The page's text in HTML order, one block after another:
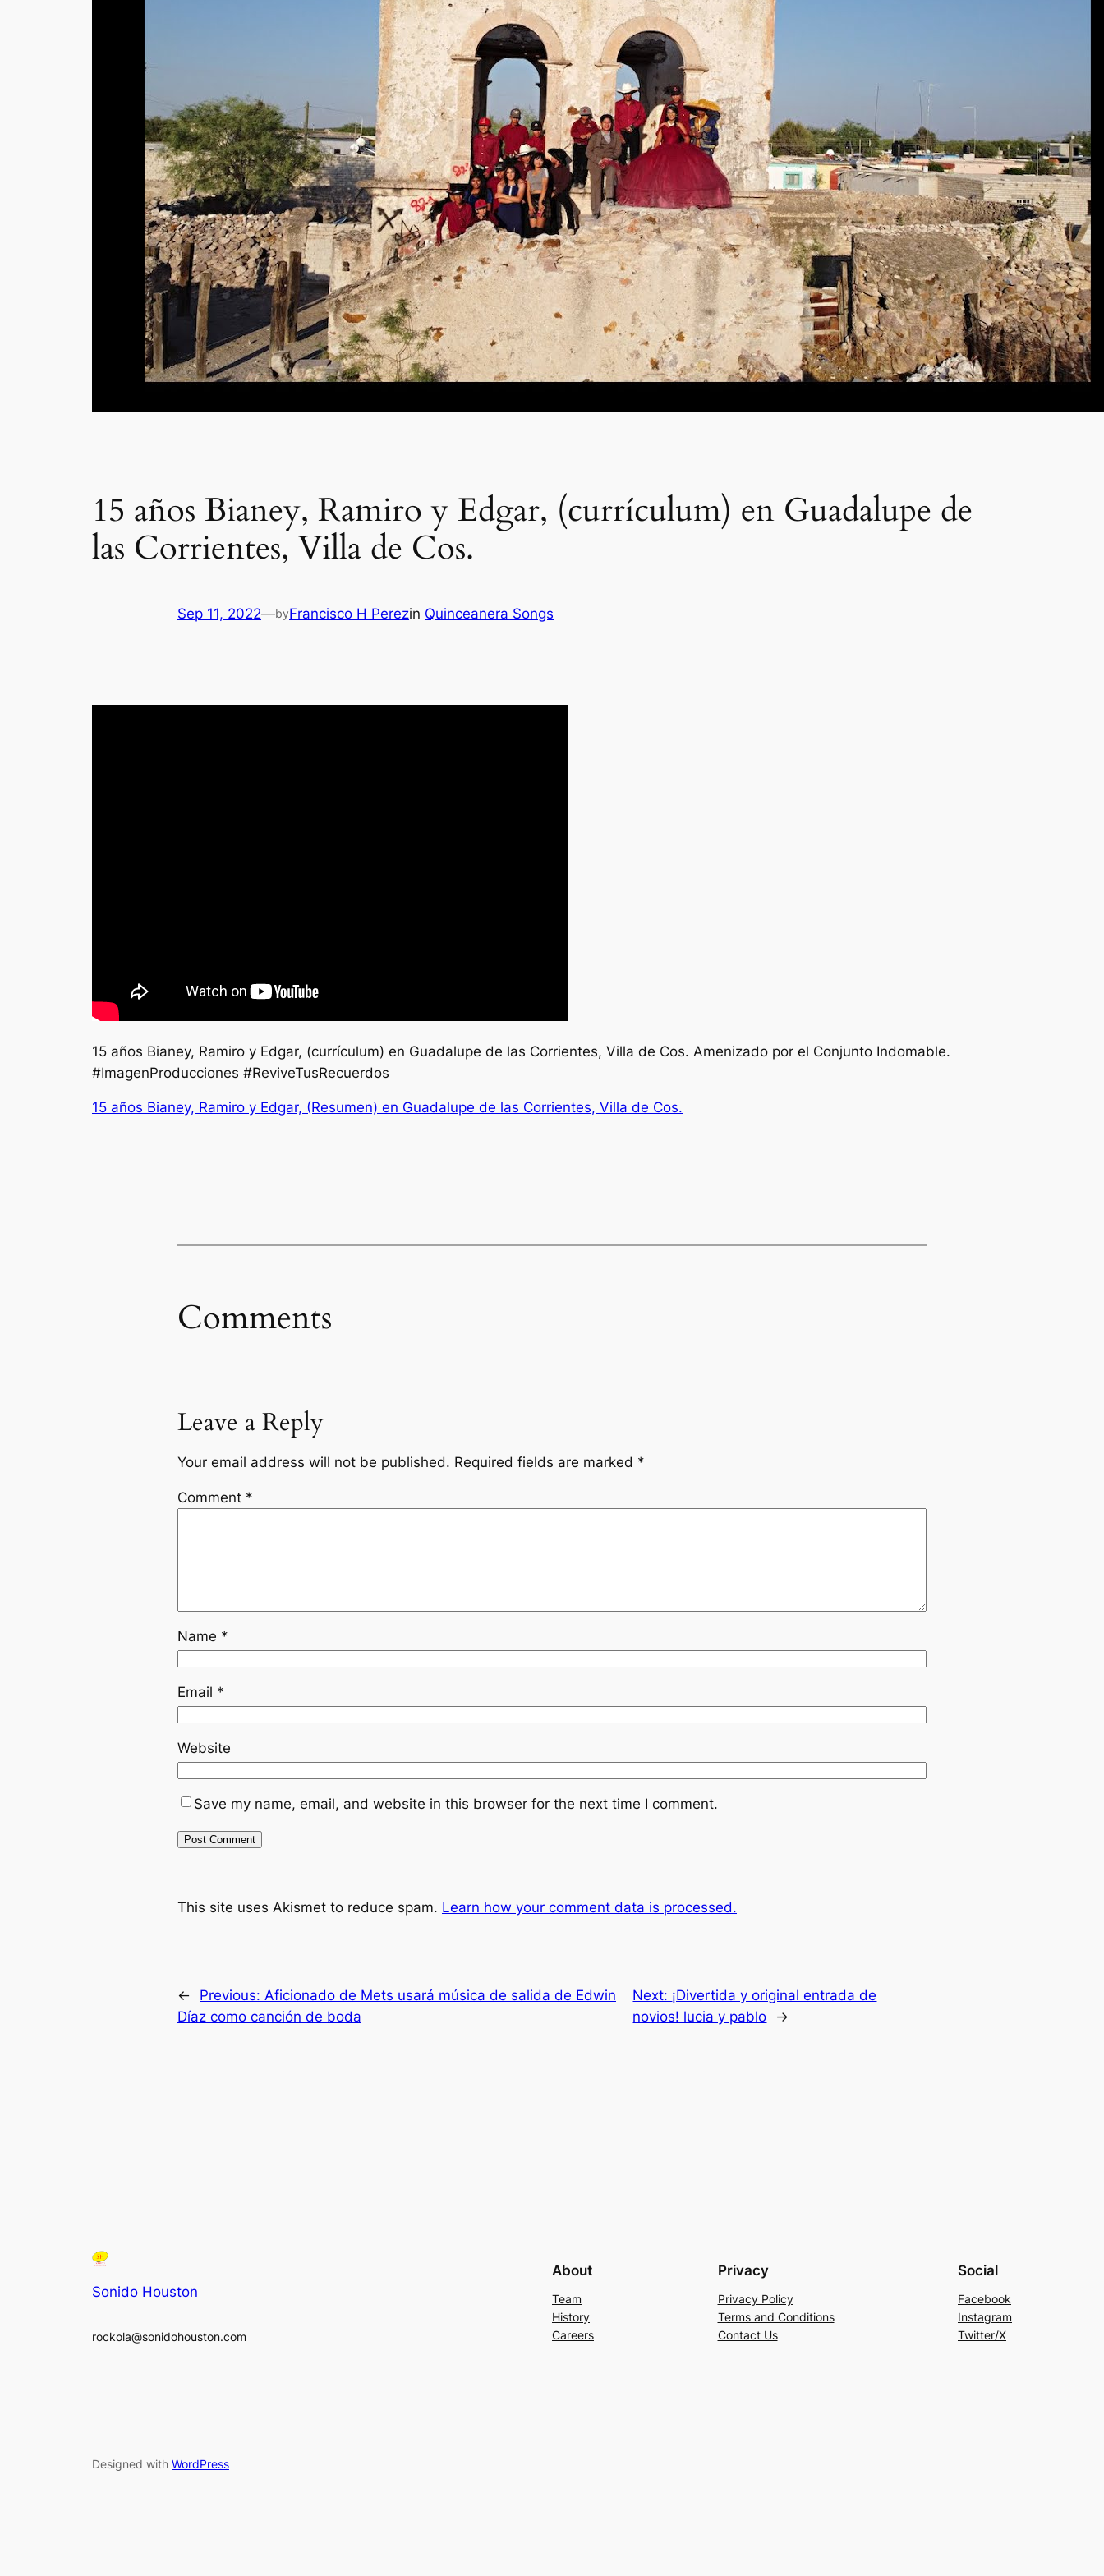
15 años Bianey, Ramiro y Edgar, (currículum) en Guadalupe de
las Corrientes, Villa de Cos.
Sep 11, 2022—byFrancisco H Perezin Quinceanera Songs
15 años Bianey, Ramiro y Edgar, (currículum) en Guadalupe de las Corrientes, Villa de Cos. Amenizado por el Conjunto Indomable.
#ImagenProducciones #ReviveTusRecuerdos
15 años Bianey, Ramiro y Edgar, (Resumen) en Guadalupe de las Corrientes, Villa de Cos.
Comments
Leave a Reply
Your email address will not be published. Required fields are marked *
Comment *
Name *
Email *
Website
Save my name, email, and website in this browser for the next time I comment.
This site uses Akismet to reduce spam. Learn how your comment data is processed.
← Previous: Aficionado de Mets usará música de salida de Edwin
Díaz como canción de boda
Next: ¡Divertida y original entrada de
novios! lucia y pablo
→
Sonido Houston
rockola@sonidohouston.com
About
Team
History
Careers
Privacy
Privacy Policy
Terms and Conditions
Contact Us
Social
Facebook
Instagram
Twitter/X
Designed with WordPress